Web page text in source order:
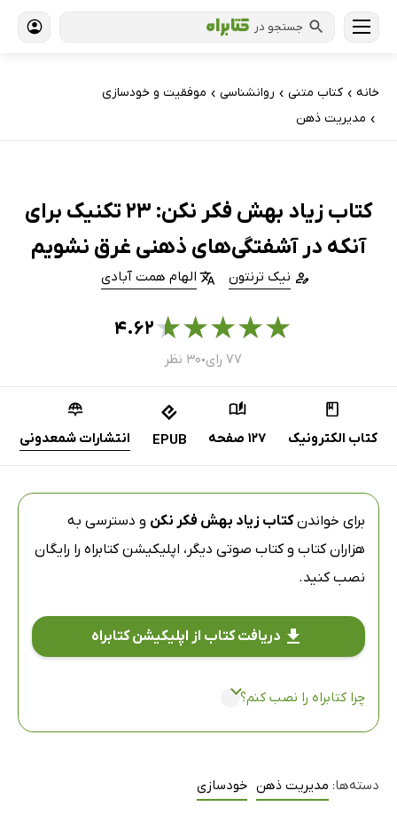
جستجو در
خانه › کتاب‌ متنی › روانشناسی › موفقیت و خودسازی
› مدیریت ذهن
کتاب زیاد بهش فکر نکن: 23 تکنیک برای
آنکه در آشفتگی‌های ذهنی غرق نشویم
نیک ترنتون الهام همت آبادی
★
★
★
★
★۴.۶۲
۷۷ رای ● ۳۰ نظر
کتاب الکترونیک 127 صفحه EPUB انتشارات شمعدونی
برای خواندنکتاب زیاد بهش فکر نکن و دسترسی به
هزاران کتاب و کتاب صوتی دیگر، اپلیکیشن کتابراه را رایگان
نصب کنید.
دریافت کتاب از اپلیکیشن کتابراه
چرا کتابراه را نصب کنم؟
دسته‌ها: مدیریت ذهن خودسازی